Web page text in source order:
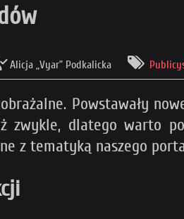
Alicja „Vyar” Podkalicka
Powstawały
dlatego warto
z tematyką naszego